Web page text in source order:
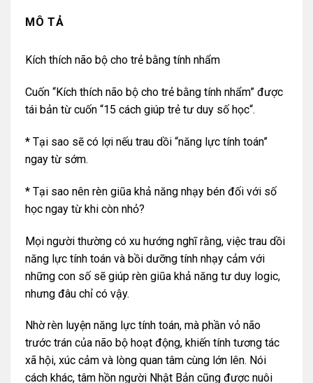
MÔ TẢ
Kích thích não bộ cho trẻ bằng tính nhẩm
Cuốn “Kích thích não bộ cho trẻ bằng tính nhẩm” được
tái bản từ cuốn “15 cách giúp trẻ tư duy số học“.
* Tại sao sẽ có lợi nếu trau dồi “năng lực tính toán”
ngay từ sớm.
* Tại sao nên rèn giũa khả năng nhạy bén đối với số
học ngay từ khi còn nhỏ?
Mọi người thường có xu hướng nghĩ rằng, việc trau dồi
năng lực tính toán và bồi dưỡng tính nhạy cảm với
những con số sẽ giúp rèn giũa khả năng tư duy logic,
nhưng đâu chỉ có vậy.
Nhờ rèn luyện năng lực tính toán, mà phần vỏ não
trước trán của não bộ hoạt động, khiến tính tương tác
xã hội, xúc cảm và lòng quan tâm cùng lớn lên. Nói
cách khác, tâm hồn người Nhật Bản cũng được nuôi